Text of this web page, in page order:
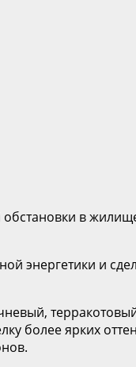
в
энергетики и
более ярких